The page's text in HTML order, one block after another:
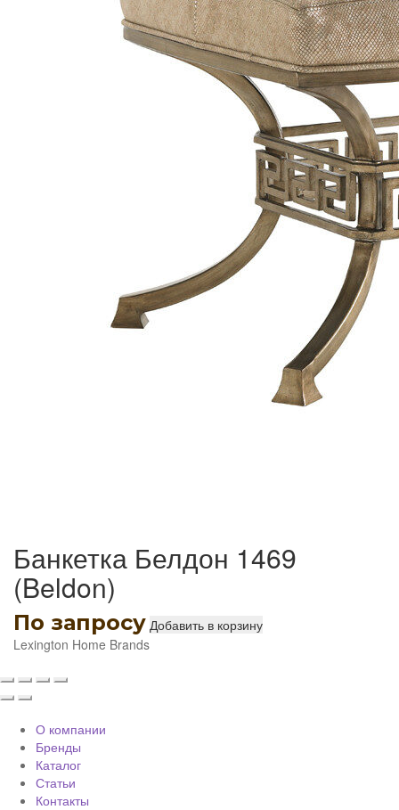
Банкетка Белдон 1469
(Beldon)
По запросу Добавить в корзину
Lexington Home Brands
О компании
Бренды
Каталог
Статьи
Контакты